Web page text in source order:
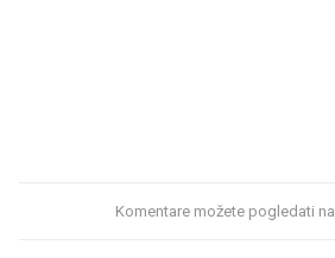
Komentare možete pogledati na